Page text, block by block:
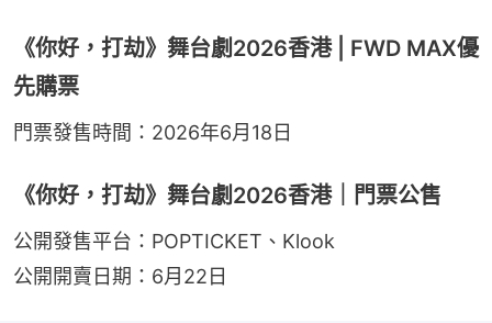
《你好，打劫》舞台劇2026香港 | FWD MAX優
先購票
門票發售時間：2026年6月18日
《你好，打劫》舞台劇2026香港｜門票公售
公開發售平台：POPTICKET、Klook
公開開賣日期：6月22日